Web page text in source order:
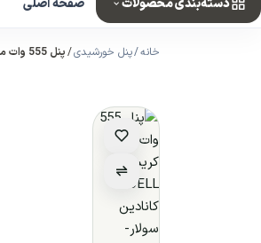
خانه پنل خورشیدی پنل 555 وات مونو کریستال HFCELL کانادین سولار-canadian solar